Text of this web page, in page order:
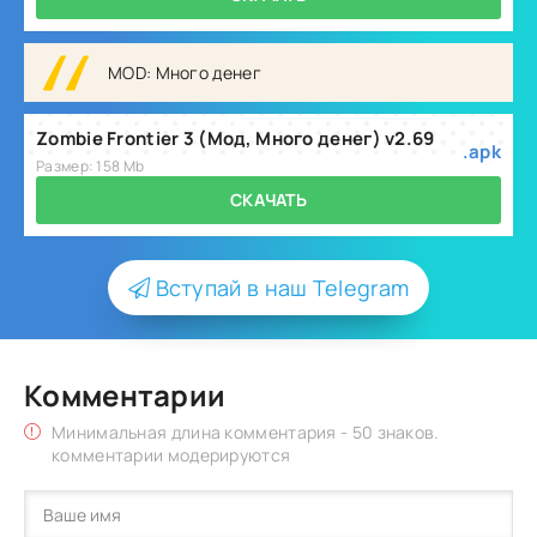
MOD: Много денег
Zombie Frontier 3 (Мод, Много денег) v2.69
Размер: 158 Mb
.apk
СКАЧАТЬ
Вступай в наш Telegram
Комментарии
Минимальная длина комментария - 50 знаков.
комментарии модерируются